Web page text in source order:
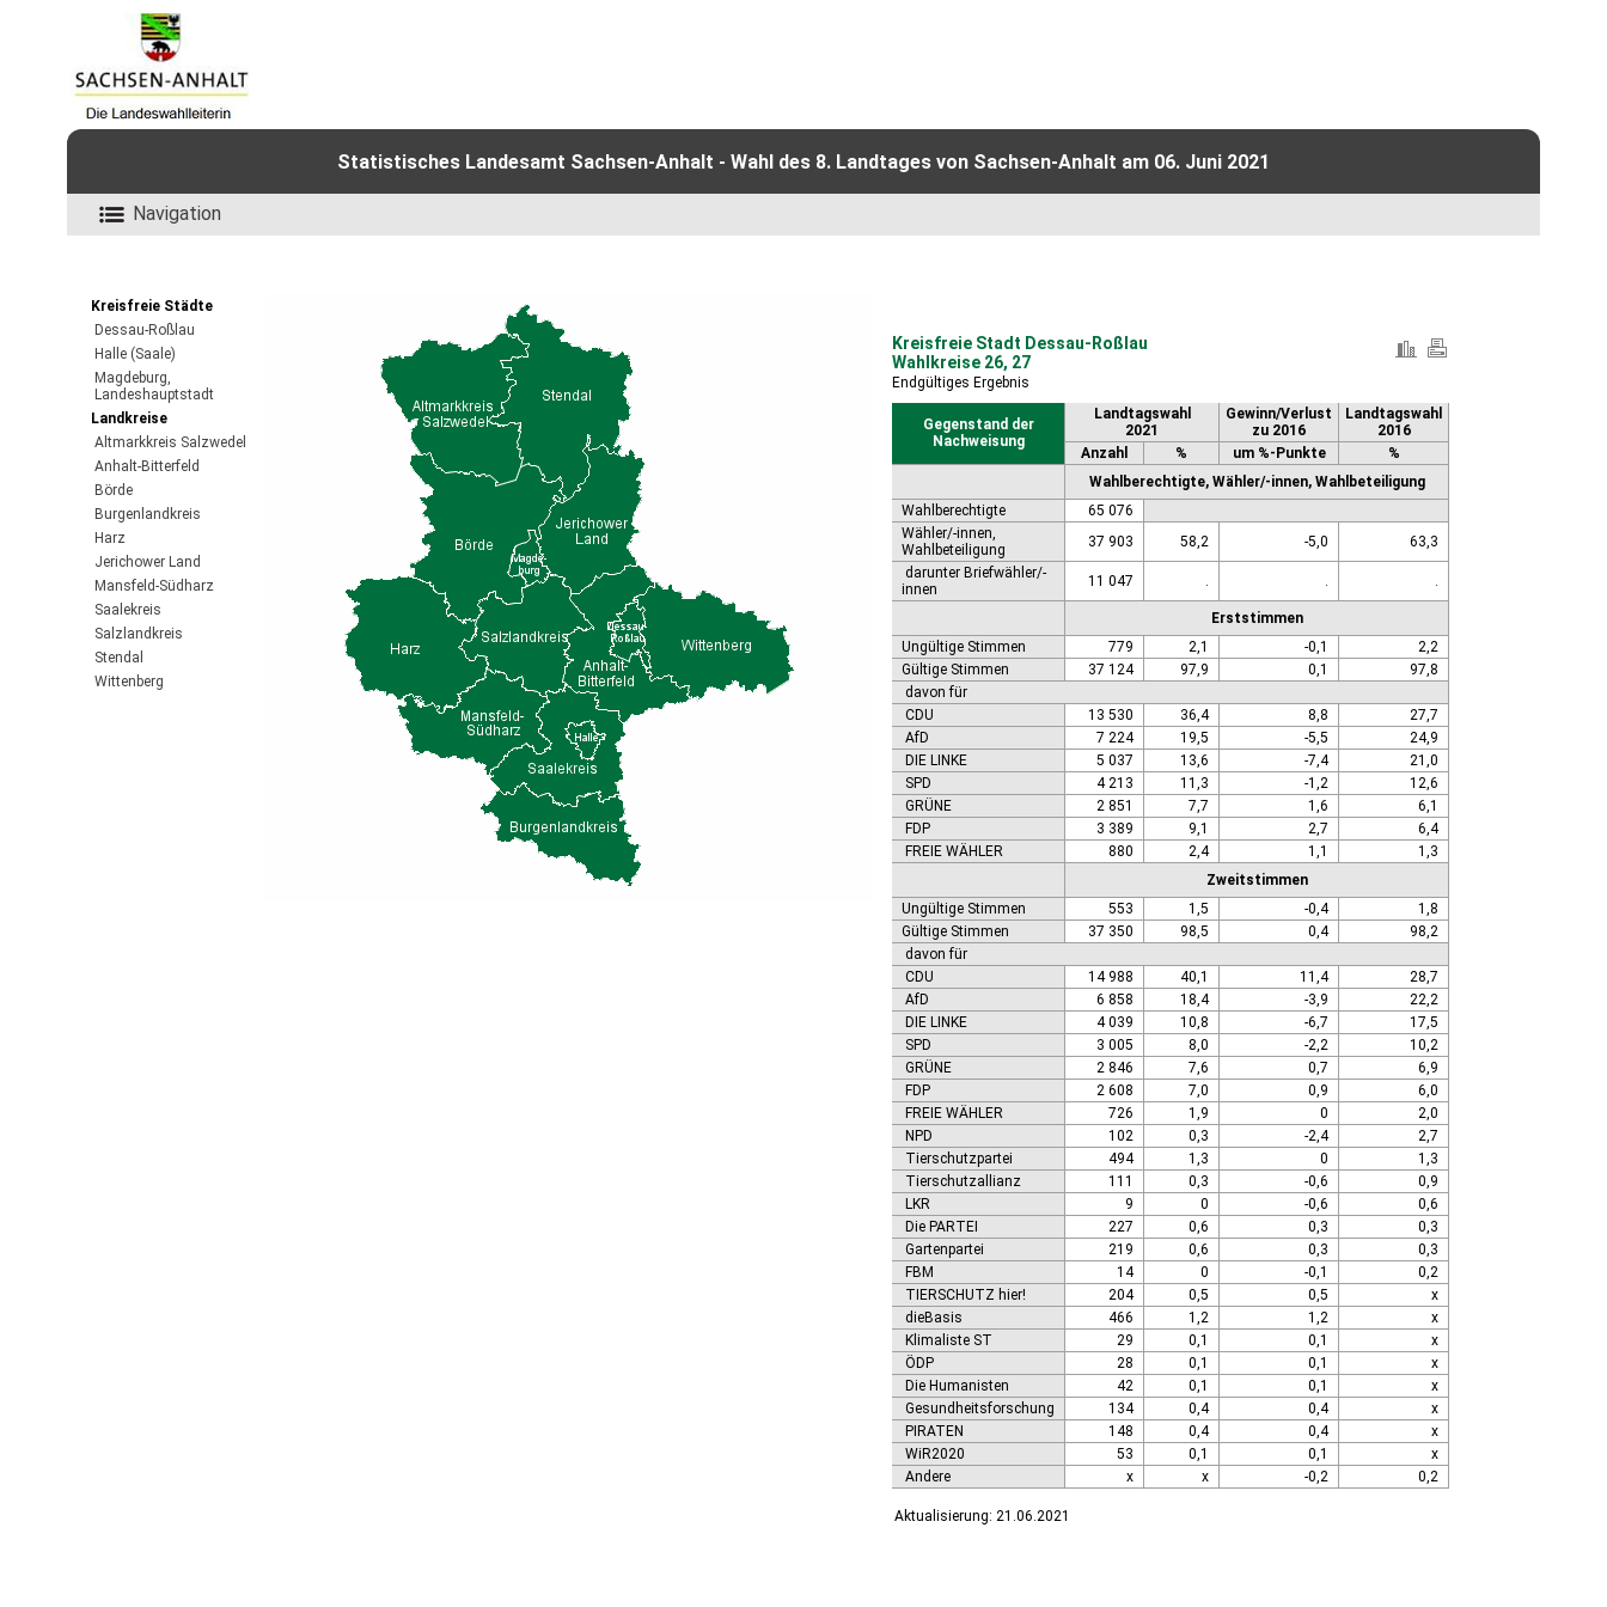
Statistisches Landesamt Sachsen-Anhalt - Wahl des 8. Landtages von Sachsen-Anhalt am 06. Juni 2021
Navigation
Kreisfreie Städte
Dessau-Roßlau
Halle (Saale)
Magdeburg,
Landeshauptstadt
Landkreise
Altmarkkreis Salzwedel
Anhalt-Bitterfeld
Börde
Burgenlandkreis
Harz
Jerichower Land
Mansfeld-Südharz
Saalekreis
Salzlandkreis
Stendal
Wittenberg
Kreisfreie Stadt Dessau-Roßlau
Wahlkreise 26, 27
Endgültiges Ergebnis
Gegenstand der
Nachweisung
Landtagswahl
2021
Gewinn/Verlust
zu 2016
Landtagswahl
2016
Anzahl
% um %-Punkte
%
Wahlberechtigte, Wähler/-innen, Wahlbeteiligung
Wahlberechtigte
65 076
Wähler/-innen,
Wahlbeteiligung
37 903 58,2 -5,0
63,3
darunter Briefwähler/-
innen
11 047 . . .
Erststimmen
Ungültige Stimmen
779 2,1 -0,1
2,2
Gültige Stimmen
37 124 97,9 0,1
97,8
davon für
CDU
13 530 36,4 8,8
27,7
AfD
7 224 19,5 -5,5
24,9
DIE LINKE
5 037 13,6 -7,4
21,0
SPD
4 213 11,3 -1,2
12,6
GRÜNE
2 851 7,7 1,6
6,1
FDP
3 389 9,1 2,7
6,4
FREIE WÄHLER
880 2,4 1,1
1,3
Zweitstimmen
Ungültige Stimmen
553 1,5 -0,4
1,8
Gültige Stimmen
37 350 98,5 0,4
98,2
davon für
CDU
14 988 40,1 11,4
28,7
AfD
6 858 18,4 -3,9
22,2
DIE LINKE
4 039 10,8 -6,7
17,5
SPD
3 005 8,0 -2,2
10,2
GRÜNE
2 846 7,6 0,7
6,9
FDP
2 608 7,0 0,9
6,0
FREIE WÄHLER
726 1,9 0
2,0
NPD
102 0,3 -2,4
2,7
Tierschutzpartei
494 1,3 0
1,3
Tierschutzallianz
111 0,3 -0,6
0,9
LKR
9 0 -0,6
0,6
Die PARTEI
227 0,6 0,3
0,3
Gartenpartei
219 0,6 0,3
0,3
FBM
14 0 -0,1
0,2
TIERSCHUTZ hier!
204 0,5 0,5
x
dieBasis
466 1,2 1,2
x
Klimaliste ST
29 0,1 0,1
x
ÖDP
28 0,1 0,1
x
Die Humanisten
42 0,1 0,1
x
Gesundheitsforschung
134 0,4 0,4
x
PIRATEN
148 0,4 0,4
x
WiR2020
53 0,1 0,1
x
Andere
x x -0,2 0,2
Aktualisierung: 21.06.2021